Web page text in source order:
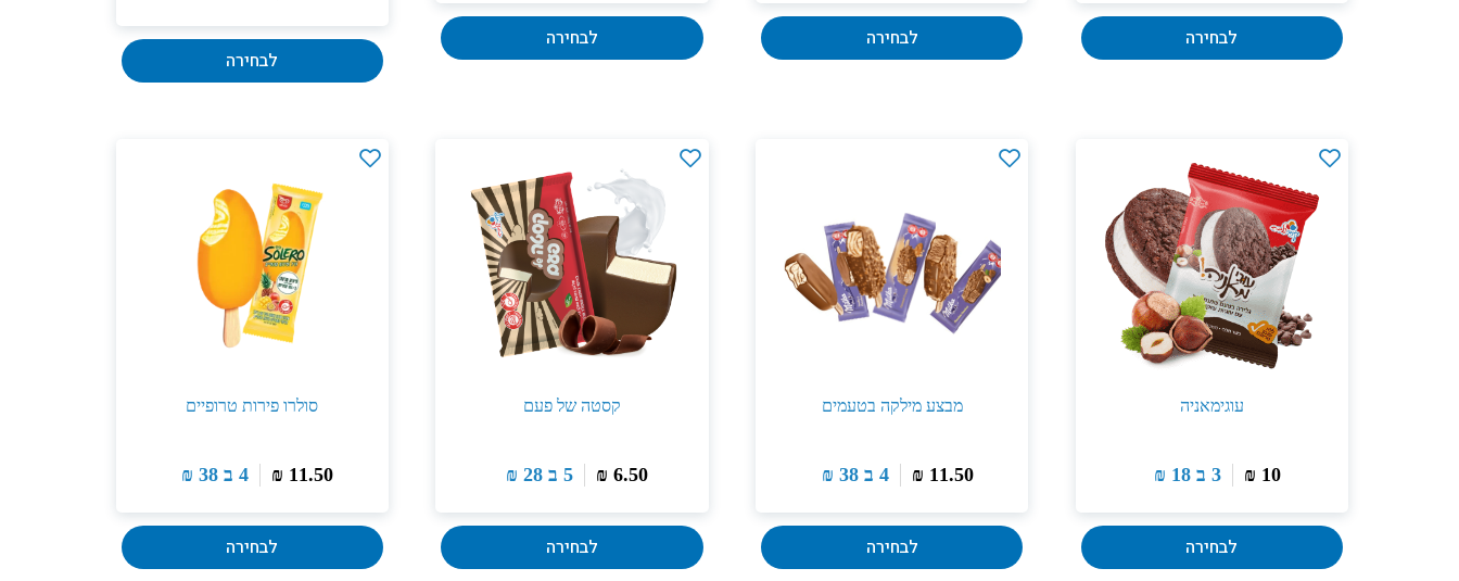
לבחירה לבחירה לבחירה
לבחירה
עוגימאניה
₪ 10 3 ב ₪ 18
לבחירה
מבצע מילקה בטעמים
₪ 11.50 4 ב ₪ 38
לבחירה
קסטה של פעם
₪ 6.50 5 ב ₪ 28
לבחירה
סולרו פירות טרופיים
₪ 11.50 4 ב ₪ 38
לבחירה